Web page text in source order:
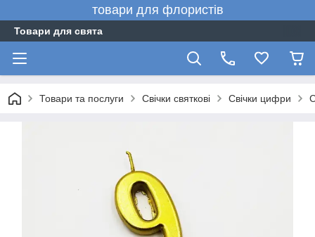
товари для флористів
Товари для свята
Товари та послуги Свічки святкові Свічки цифри